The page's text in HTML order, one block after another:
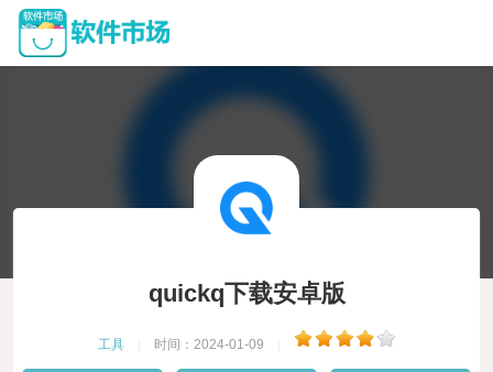
quickq下载安卓版
工具 时间：2024-01-09